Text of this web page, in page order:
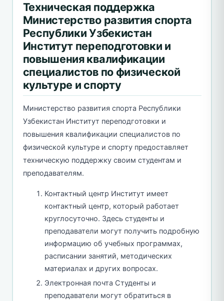
Техническая поддержка
Министерство развития спорта
Республики Узбекистан
Институт переподготовки и
повышения квалификации
специалистов по физической
культуре и спорту
Министерство развития спорта Республики
Узбекистан Институт переподготовки и
повышения квалификации специалистов по
физической культуре и спорту предоставляет
техническую поддержку своим студентам и
преподавателям.
Контактный центр Институт имеет
контактный центр, который работает
круглосуточно. Здесь студенты и
преподаватели могут получить подробную
информацию об учебных программах,
расписании занятий, методических
материалах и других вопросах.
Электронная почта Студенты и
преподаватели могут обратиться в